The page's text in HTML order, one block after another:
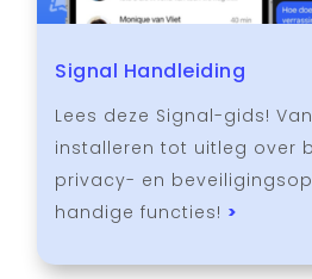
Signal Handleiding
Lees deze Signal-gids!
installeren tot uitleg over
privacy- en
handige functies! >